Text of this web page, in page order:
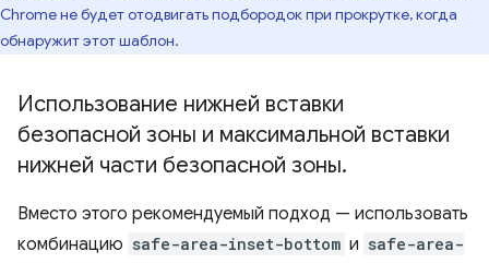
Chrome не будет отодвигать подбородок при прокрутке, когда
обнаружит этот шаблон.
Использование нижней вставки
безопасной зоны и максимальной вставки
нижней части безопасной зоны.
Вместо этого рекомендуемый подход — использовать
комбинацию safe-area-inset-bottom и safe-area-